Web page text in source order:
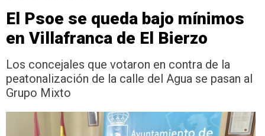
El Psoe se queda bajo mínimos
en Villafranca de El Bierzo
Los concejales que votaron en contra de la
peatonalización de la calle del Agua se pasan al
Grupo Mixto